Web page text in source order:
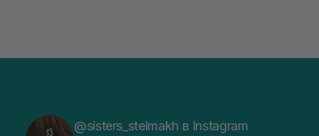
@sisters_stelmakh в Instagram